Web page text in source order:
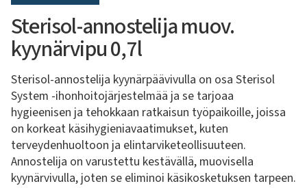
Sterisol-annostelija muov.
kyynärvipu 0,7l
Sterisol-annostelija kyynärpäävivulla on osa Sterisol
System -ihonhoitojärjestelmää ja se tarjoaa
hygieenisen ja tehokkaan ratkaisun työpaikoille, joissa
on korkeat käsihygieniavaatimukset, kuten
terveydenhuoltoon ja elintarviketeollisuuteen.
Annostelija on varustettu kestävällä, muovisella
kyynärvivulla, joten se eliminoi käsikosketuksen tarpeen.